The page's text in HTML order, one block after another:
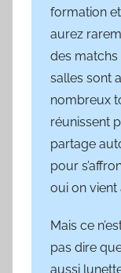
formation
aurez
des matchs
salles sont
nombreux
réunissent
partage
pour
oui on vient
Mais ce
pas dire
aussi